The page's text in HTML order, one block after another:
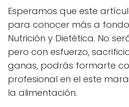
Esperamos que este
para conocer más a
Nutrición y Dietética. No
pero con esfuerzo,
ganas, podrás formarte
profesional en el este
la alimentación.